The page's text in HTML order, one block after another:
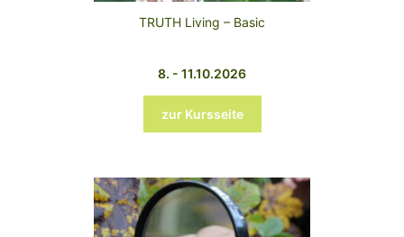
TRUTH Living – Basic
8. - 11.10.2026
zur Kursseite